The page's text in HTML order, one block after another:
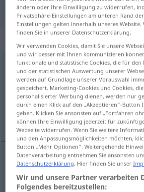
Übersetzung
„aufschließen“
aufschließen
Übersicht aller Übersetzungen
(Für mehr Details die Übersetzung
鍵を 開ける
(鍵を)開ける[(kagi o) akeru]
ändern oder Ihre Einwilligung zu widerrufen,
Privatsphäre-Einstellungen am unteren Rand
Einstellungen gelten innerhalb unseres
finden Sie in unserer Datenschutzerklärung.
Wir verwenden Cookies, damit Sie unsere
und wir besser mit Ihnen kommunizieren
funktionale und statistische Cookies, die für den
und der statistischen Auswertung unserer
werden auf Grundlage unserer Vorauswahl
gespeichert. Marketing-Cookies und Cookies,
personalisierter Werbung dienen, werden nur
durch einen Klick auf den „Akzeptieren“-Button
geben. Klicken Sie ansonsten auf „Fortfahren
können Ihre Einwilligung jederzeit für
Webseite widerrufen. Wenn Sie weitere
und den Anpassungsmöglichkeiten möchten,
Button „Mehr Optionen“. Weitergehende
Datenverarbeitung entnehmen Sie ansonsten
Datenschutzerklärung. Hier finden Sie unser
Wir und unsere Partner verarbeiten
Folgendes bereitzustellen: